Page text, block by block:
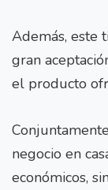
Además, este
gran
el producto
negocio en
económicos,